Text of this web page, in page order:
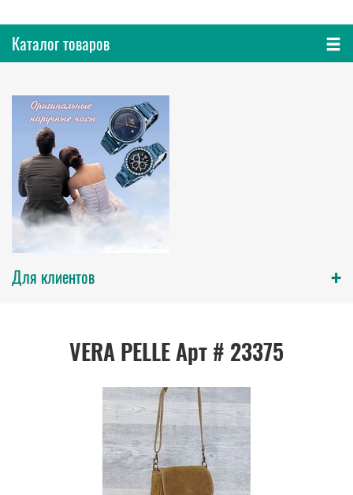
Каталог товаров
Для клиентов +
VERA PELLE Арт # 23375